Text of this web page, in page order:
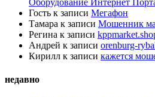
Гость к записи Мегафон
Тамара к записи Мошенник
Регина к записи
Андрей к записи orenburg-
Кирилл к записи кажется
недавно